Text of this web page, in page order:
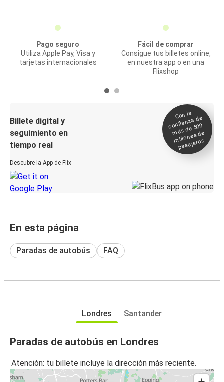
Pago seguro
Utiliza Apple Pay, Visa y
tarjetas internacionales
Fácil de comprar
Consigue tus billetes online,
en nuestra app o en una
Flixshop
Billete digital y
seguimiento en
tiempo real
Descubre la App de Flix
Con la
confianza de
más de 500
millones de
pasajeros
En esta página
Paradas de autobús FAQ
Londres Santander
Paradas de autobús en Londres
Atención: tu billete incluye la dirección más reciente.